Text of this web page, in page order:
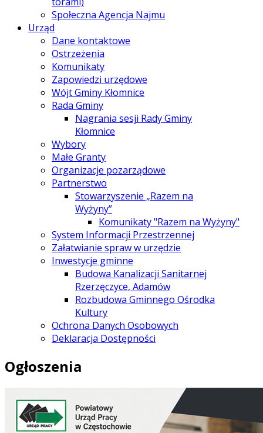
Społeczna Agencja Najmu
Urząd
Dane kontaktowe
Ostrzeżenia
Komunikaty
Zapowiedzi urzędowe
Wójt Gminy Kłomnice
Rada Gminy
Nagrania sesji Rady Gminy
Kłomnice
Wybory
Małe Granty
Organizacje pozarządowe
Partnerstwo
Stowarzyszenie „Razem na
Wyżyny”
Komunikaty "Razem na Wyżyny"
System Informacji Przestrzennej
Załatwianie spraw w urzędzie
Inwestycje gminne
Budowa Kanalizacji Sanitarnej
Rzerzęczyce, Adamów
Rozbudowa Gminnego Ośrodka
Kultury
Ochrona Danych Osobowych
Deklaracja Dostępności
Ogłoszenia